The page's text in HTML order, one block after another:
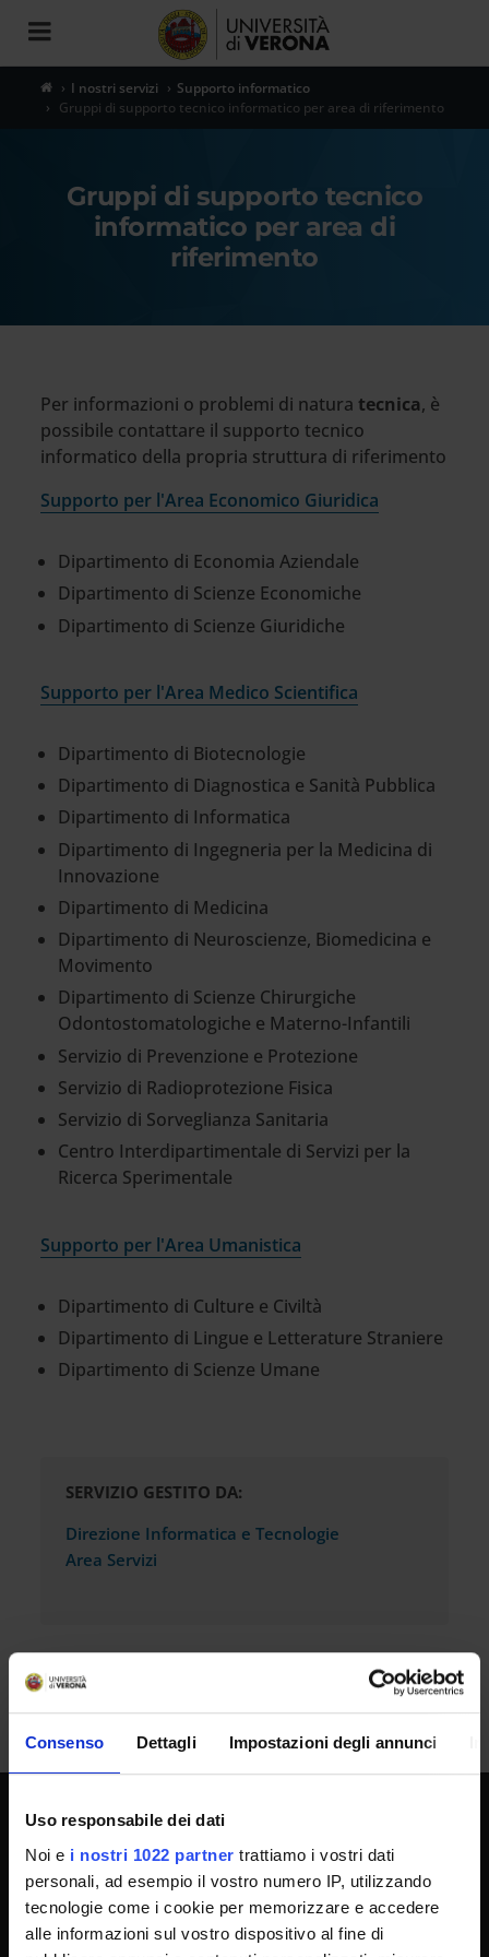
Consenso Dettagli Impostazioni degli annunci
Uso responsabile dei dati
Noi e i nostri 1022 partner trattiamo i vostri dati
personali, ad esempio il vostro numero IP, utilizzando
tecnologie come i cookie per memorizzare e accedere
alle informazioni sul vostro dispositivo al fine di
Toggle
navigation
I nostri servizi
Supporto informatico
Gruppi di supporto tecnico informatico per area di riferimento
Gruppi di supporto tecnico
informatico per area di
riferimento
Per informazioni o problemi di natura tecnica, è
possibile contattare il supporto tecnico
informatico della propria struttura di riferimento
Supporto per l'Area Economico Giuridica
Dipartimento di Economia Aziendale
Dipartimento di Scienze Economiche
Dipartimento di Scienze Giuridiche
Supporto per l'Area Medico Scientifica
Dipartimento di Biotecnologie
Dipartimento di Diagnostica e Sanità Pubblica
Dipartimento di Informatica
Dipartimento di Ingegneria per la Medicina di
Innovazione
Dipartimento di Medicina
Dipartimento di Neuroscienze, Biomedicina e
Movimento
Dipartimento di Scienze Chirurgiche
Odontostomatologiche e Materno-Infantili
Servizio di Prevenzione e Protezione
Servizio di Radioprotezione Fisica
Servizio di Sorveglianza Sanitaria
Centro Interdipartimentale di Servizi per la
Ricerca Sperimentale
Supporto per l'Area Umanistica
Dipartimento di Culture e Civiltà
Dipartimento di Lingue e Letterature Straniere
Dipartimento di Scienze Umane
SERVIZIO GESTITO DA:
Direzione Informatica e Tecnologie
Area Servizi
SPORTELLO ATENEO
Amministrazione trasparente